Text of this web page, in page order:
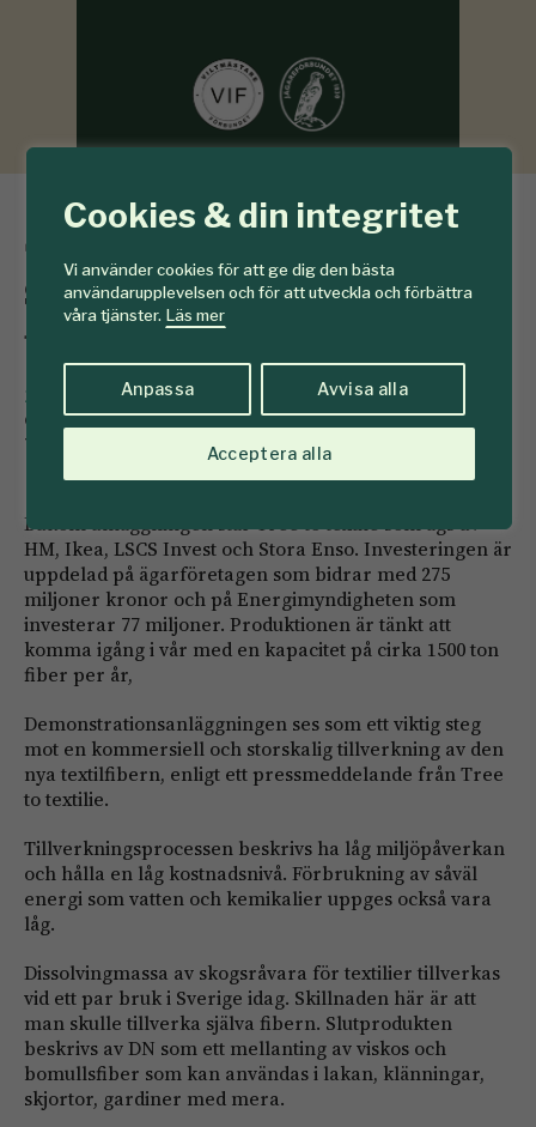
Cookies & din integritet
Vi använder cookies för att ge dig den bästa
användarupplevelsen och för att utveckla och förbättra
våra tjänster. Läs mer
Anpassa Avvisa alla
Acceptera alla
Stor investering i
skogsbaserad
textilfiber
23 februari 2021 352 miljoner kronor investeras i en
demonstrationsanläggning för cellulosabaserad
textilfiber vid Stora Ensos pappersbruk i Bromölla.
Bakom anläggningen står Tree to textile som ägs av
HM, Ikea, LSCS Invest och Stora Enso. Investeringen är
uppdelad på ägarföretagen som bidrar med 275
miljoner kronor och på Energimyndigheten som
investerar 77 miljoner. Produktionen är tänkt att
komma igång i vår med en kapacitet på cirka 1500 ton
fiber per år,
Demonstrationsanläggningen ses som ett viktig steg
mot en kommersiell och storskalig tillverkning av den
nya textilfibern, enligt ett pressmeddelande från Tree
to textilie.
Tillverkningsprocessen beskrivs ha låg miljöpåverkan
och hålla en låg kostnadsnivå. Förbrukning av såväl
energi som vatten och kemikalier uppges också vara
låg.
Dissolvingmassa av skogsråvara för textilier tillverkas
vid ett par bruk i Sverige idag. Skillnaden här är att
man skulle tillverka själva fibern. Slutprodukten
beskrivs av DN som ett mellanting av viskos och
bomullsfiber som kan användas i lakan, klänningar,
skjortor, gardiner med mera.